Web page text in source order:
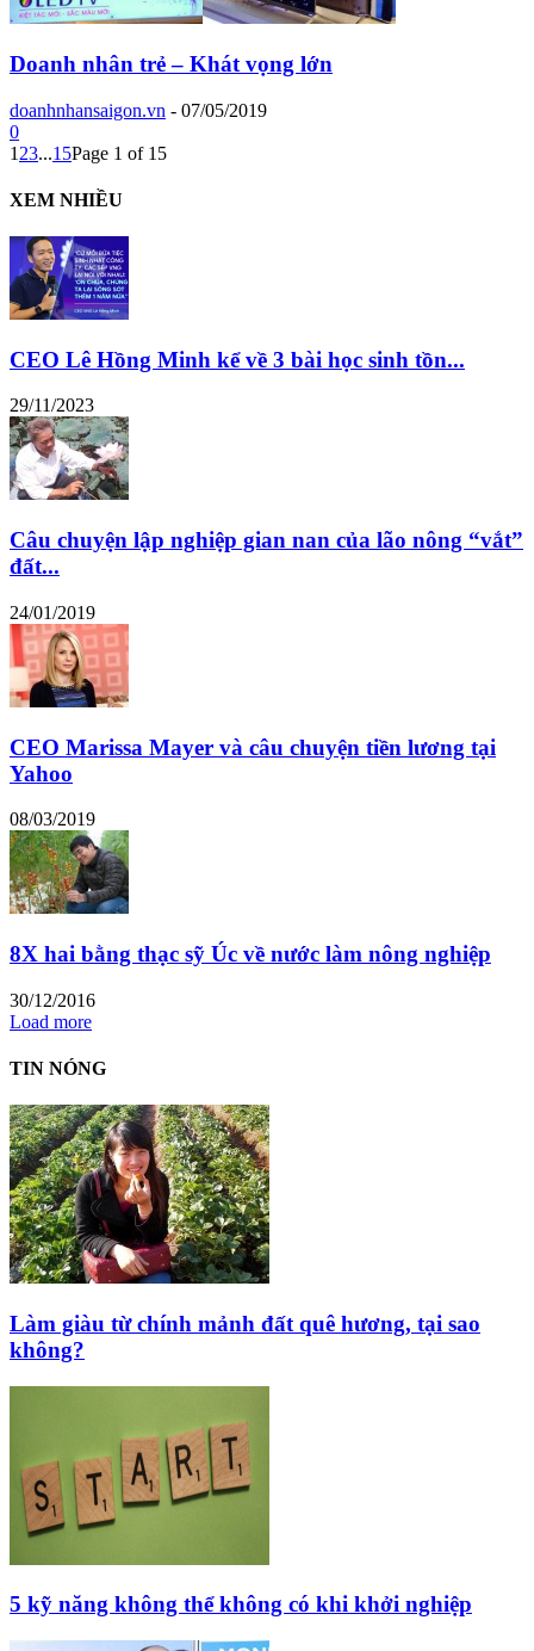
Doanh nhân trẻ – Khát vọng lớn
doanhnhansaigon.vn - 07/05/2019
0
1 23...15Page 1 of 15
XEM NHIỀU
CEO Lê Hồng Minh kể về 3 bài học sinh tồn...
29/11/2023
Câu chuyện lập nghiệp gian nan của lão nông “vắt”
đất...
24/01/2019
CEO Marissa Mayer và câu chuyện tiền lương tại
Yahoo
08/03/2019
8X hai bằng thạc sỹ Úc về nước làm nông nghiệp
30/12/2016
Load more
TIN NÓNG
Làm giàu từ chính mảnh đất quê hương, tại sao
không?
5 kỹ năng không thể không có khi khởi nghiệp